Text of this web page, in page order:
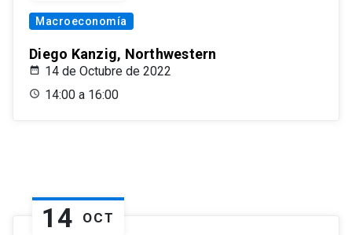
Macroeconomía
Diego Kanzig, Northwestern
14 de Octubre de 2022
14:00 a 16:00
14 OCT